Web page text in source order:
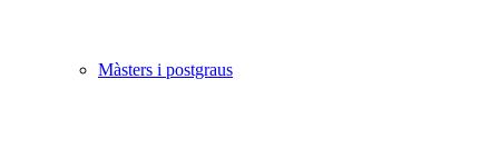
Màsters i postgraus